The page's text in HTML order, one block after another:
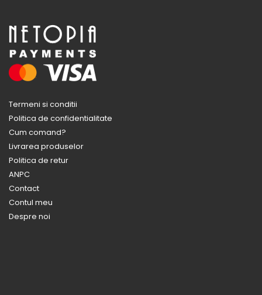
Termeni si conditii
Politica de confidentialitate
Cum comand?
Livrarea produselor
Politica de retur
ANPC
Contact
Contul meu
Despre noi